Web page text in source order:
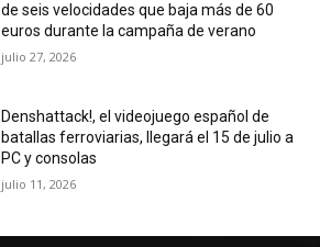
de seis velocidades que baja más de 60
euros durante la campaña de verano
julio 27, 2026
Denshattack!, el videojuego español de
batallas ferroviarias, llegará el 15 de julio a
PC y consolas
julio 11, 2026